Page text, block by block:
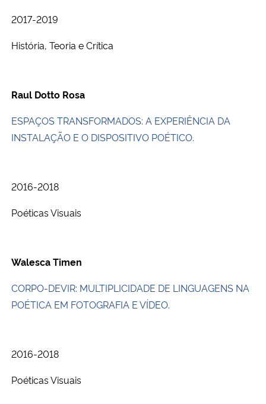
2017-2019
História, Teoria e Crítica
Raul Dotto Rosa
ESPAÇOS TRANSFORMADOS: A EXPERIÊNCIA DA
INSTALAÇÃO E O DISPOSITIVO POÉTICO.
2016-2018
Poéticas Visuais
Walesca Timen
CORPO-DEVIR: MULTIPLICIDADE DE LINGUAGENS NA
POÉTICA EM FOTOGRAFIA E VÍDEO.
2016-2018
Poéticas Visuais